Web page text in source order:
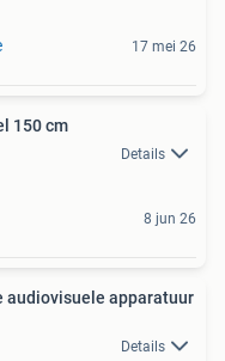
17 mei 26
150 cm
Details
8 jun 26
audiovisuele apparatuur
Details